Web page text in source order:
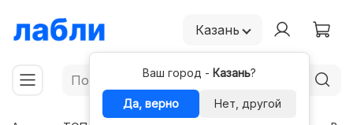
Казань
Ваш город - Казань?
Да, верно
Нет, другой